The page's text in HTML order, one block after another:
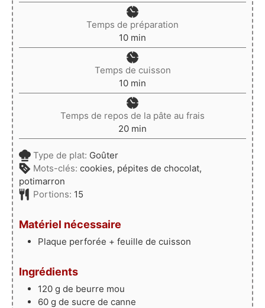
Temps de préparation
10minutes
min
Temps de cuisson
10minutes
min
Temps de repos de la pâte au frais
20minutes
min
Type de plat: Goûter
Mots-clés: cookies, pépites de chocolat,
potimarron
Portions: 15
Matériel nécessaire
Plaque perforée + feuille de cuisson
Ingrédients
120 g de beurre mou
60 g de sucre de canne